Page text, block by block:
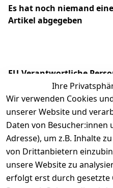
Es hat noch niemand
Artikel abgegeben
EU-Verantwortliche
Ihre
Wir verwenden Cookies
unserer Website und
Daten von Besucher:innen
Adresse), um z.B. Inhalte
von Drittanbietern
unsere Website zu
erfolgt erst durch gesetzte